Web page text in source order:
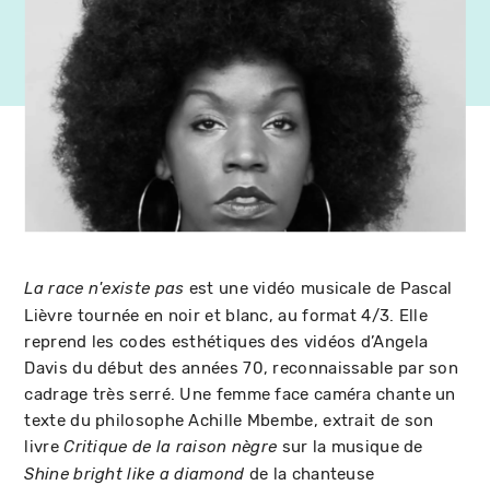
La race n'existe pas est une vidéo musicale de Pascal
Lièvre tournée en noir et blanc, au format 4/3. Elle
reprend les codes esthétiques des vidéos d’Angela
Davis du début des années 70, reconnaissable par son
cadrage très serré. Une femme face caméra chante un
texte du philosophe Achille Mbembe, extrait de son
livreCritique de la raison nègre sur la musique de
Shine bright like a diamond de la chanteuse